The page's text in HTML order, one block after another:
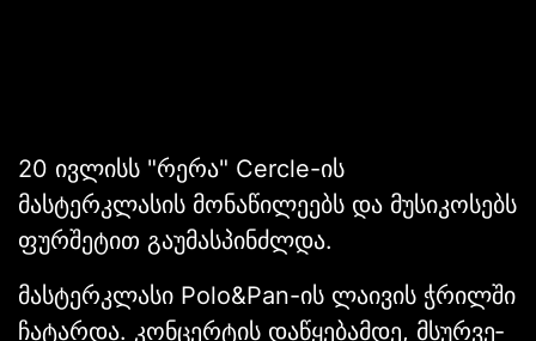
20 ივლისს "რერა" Cercle-ის
მასტერკლასის მონაწილეებს და მუსიკოსებს
ფურშეტით გაუმასპინძლდა.
მასტერკლასი Polo&Pan-ის ლაივის ჭრილში
ჩატარდა. კონ­ცერ­ტის და­წყე­ბამ­დე, მსურ­ვე­